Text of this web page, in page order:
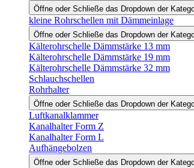
Öffne oder Schließe das Dropdown der
kleine Rohrschellen mit Dämmeinlage
Öffne oder Schließe das Dropdown der
Kälterohrschelle Dämmstärke 13 mm
Kälterohrschelle Dämmstärke 19 mm
Kälterohrschelle Dämmstärke 32 mm
Schlauchschellen
Rohrhalter
Öffne oder Schließe das Dropdown der
Luftkanalklammer
Kanalhalter Form Z
Kanalhalter Form L
Aufhängebolzen
Öffne oder Schließe das Dropdown der